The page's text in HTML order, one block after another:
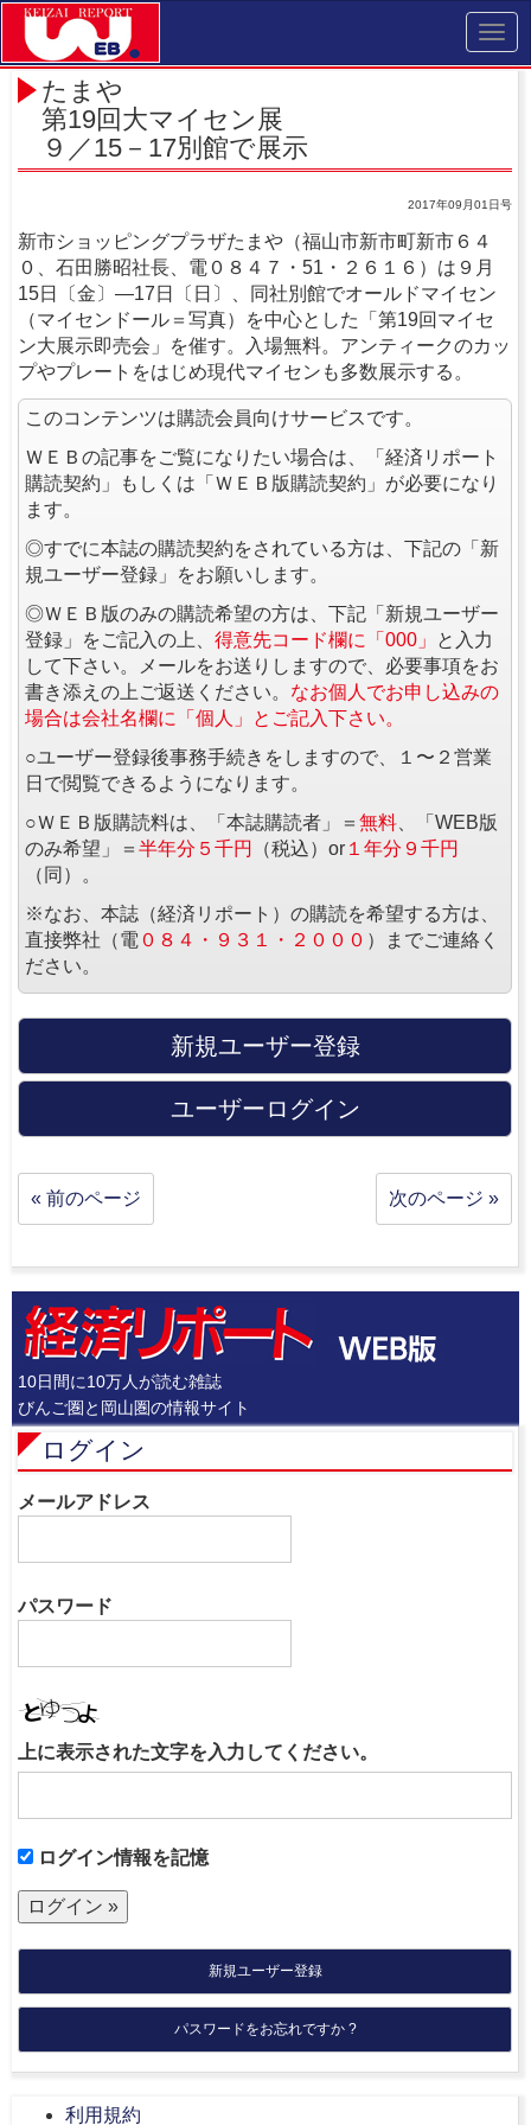
たまや
第19回大マイセン展
９／15－17別館で展示
2017年09月01日号
新市ショッピングプラザたまや（福山市新市町新市６４
０、石田勝昭社長、電０８４７・51・２６１６）は９月
15日〔金〕―17日〔日〕、同社別館でオールドマイセン
（マイセンドール＝写真）を中心とした「第19回マイセ
ン大展示即売会」を催す。入場無料。アンティークのカッ
プやプレートをはじめ現代マイセンも多数展示する。
このコンテンツは購読会員向けサービスです。
ＷＥＢの記事をご覧になりたい場合は、「経済リポート
購読契約」もしくは「ＷＥＢ版購読契約」が必要になり
ます。
◎すでに本誌の購読契約をされている方は、下記の「新
規ユーザー登録」をお願いします。
◎ＷＥＢ版のみの購読希望の方は、下記「新規ユーザー
登録」をご記入の上、 得意先コード欄に「000」
と入力
して下さい。メールをお送りしますので、必要事項をお
書き添えの上ご返送ください。 なお個人でお申し込みの
場合は会社名欄に「個人」とご記入下さい。
○ユーザー登録後事務手続きをしますので、１〜２営業
日で閲覧できるようになります。
○ＷＥＢ版購読料は、「本誌購読者」＝ 無料 、「WEB版
のみ希望」＝ 半年分５千円 （税込）or １年分９千円
（同）。
※なお、本誌（経済リポート）の購読を希望する方は、
直接弊社（電 ０８４・９３１・２０００ ）までご連絡く
ださい。
新規ユーザー登録
ユーザーログイン
« 前のページ 次のページ »
10日間に10万人が読む雑誌
びんご圏と岡山圏の情報サイト
ログイン
メールアドレス
パスワード
上に表示された文字を入力してください。
ログイン情報を記憶
新規ユーザー登録
パスワードをお忘れですか ?
利用規約